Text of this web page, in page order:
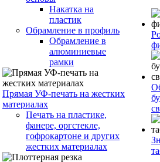
Накатка на
пластик
Обрамление в профиль
Обрамление в
алюминиевые
рамки
Прямая УФ-печать на жестких
материалах
Печать на пластике,
фанере, оргстекле,
гофрокартоне и других
жестких материалах